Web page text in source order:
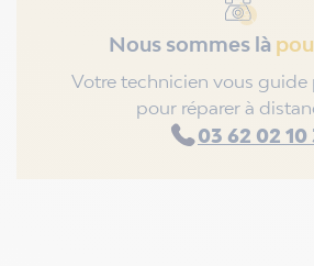
Nous sommes là
Votre technicien vous guide
pour réparer à
03 62 02 10